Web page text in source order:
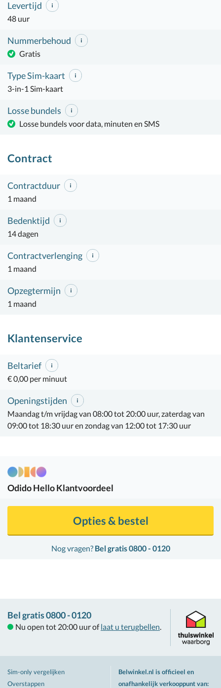
Levertijd
48 uur
Nummerbehoud
Gratis
Type Sim-kaart
3-in-1 Sim-kaart
Losse bundels
Losse bundels voor data, minuten en SMS
Contract
Contractduur
1 maand
Bedenktijd
14 dagen
Contractverlenging
1 maand
Opzegtermijn
1 maand
Klantenservice
Beltarief
€ 0,00 per minuut
Openingstijden
Maandag t/m vrijdag van 08:00 tot 20:00 uur, zaterdag van
09:00 tot 18:30 uur en zondag van 12:00 tot 17:30 uur
OdidoHello Klantvoordeel
Nog vragen? Bel gratis 0800 - 0120
Opties & bestel
Bel gratis 0800 - 0120
Nu open tot 20:00 uur of laat u terugbellen.
Sim-only vergelijken
Overstappen
Belwinkel.nl is officieel en
onafhankelijk verkooppunt van: